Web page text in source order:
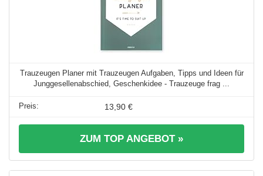
Trauzeugen Planer mit Trauzeugen Aufgaben, Tipps und Ideen für
Junggesellenabschied, Geschenkidee - Trauzeuge frag ...
13,90 €
ZUM TOP ANGEBOT »